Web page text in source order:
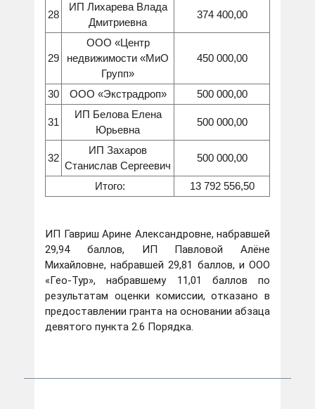
28
ИП Лихарева Влада
Дмитриевна
374 400,00
29
ООО «Центр
недвижимости «МиО
Групп»
450 000,00
30 ООО «Экстрадроп» 500 000,00
31
ИП Белова Елена
Юрьевна
500 000,00
32
ИП Захаров
Станислав Сергеевич
500 000,00
Итого: 13 792 556,50
ИП Гавриш Арине Александровне, набравшей
29,94 баллов, ИП Павловой Алёне
Михайловне, набравшей 29,81 баллов, и ООО
«Гео-Тур», набравшему 11,01 баллов по
результатам оценки комиссии, отказано в
предоставлении гранта на основании абзаца
девятого пункта 2.6 Порядка.